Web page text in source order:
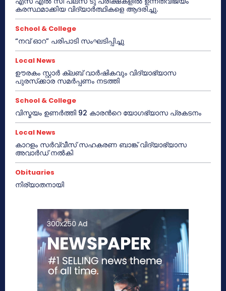
കരസ്ഥമാക്കിയ വിദ്യാർത്ഥികളെ ആദരിച്ചു.
School & College
“നവ് ഓറ” പരിപാടി സംഘടിപ്പിച്ചു
Local News
ഊരകം സ്റ്റാർ ക്ലബ് വാർഷികവും വിദ്യാഭ്യാസ
പുരസ്‌ക്കാര സമർപ്പണം നടത്തി
School & College
വിസ്മയം ഉണർത്തി 92 കാരൻറെ യോഗഭ്യാസ പ്രകടനം
Local News
കാറളം സർവ്വീസ് സഹകരണ ബാങ്ക് വിദ്യാഭ്യാസ
അവാർഡ് നൽകി
Obituaries
നിര്യാതനായി